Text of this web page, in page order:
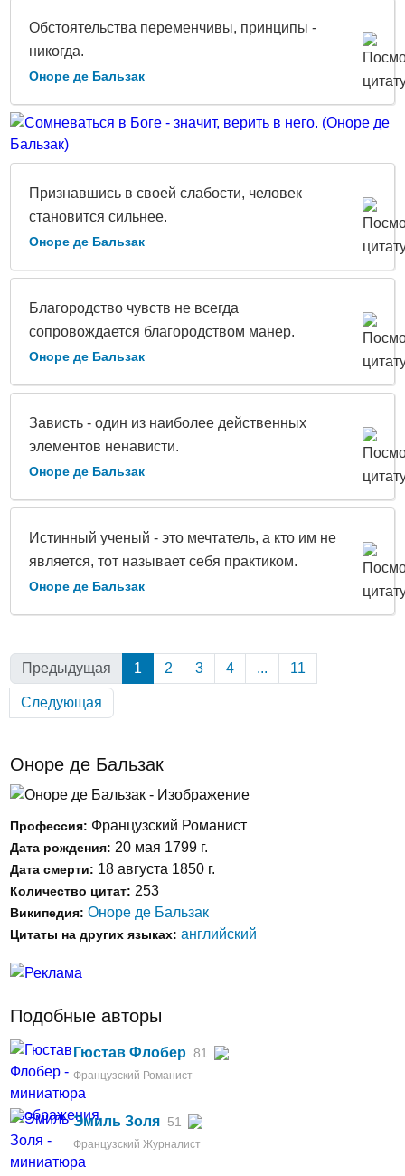
Обстоятельства переменчивы, принципы -
никогда.
Оноре де Бальзак
Признавшись в своей слабости, человек
становится сильнее.
Оноре де Бальзак
Благородство чувств не всегда
сопровождается благородством манер.
Оноре де Бальзак
Зависть - один из наиболее действенных
элементов ненависти.
Оноре де Бальзак
Истинный ученый - это мечтатель, а кто им не
является, тот называет себя практиком.
Оноре де Бальзак
Предыдущая 1 (Текущая)
2 3 4 ... 11
Следующая
Оноре де Бальзак
Профессия: Французский Романист
Дата рождения: 20 мая 1799 г.
Дата смерти: 18 августа 1850 г.
Количество цитат: 253
Википедия: Оноре де Бальзак
Цитаты на других языках: английский
Подобные авторы
Гюстав Флобер 81
Французский Романист
Эмиль Золя 51
Французский Журналист